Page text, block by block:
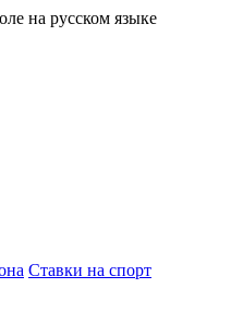
на русском языке
Ставки на спорт